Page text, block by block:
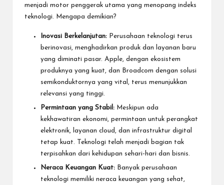
menjadi motor penggerak utama yang menopang indeks
teknologi. Mengapa demikian?
Inovasi Berkelanjutan: Perusahaan teknologi terus
berinovasi, menghadirkan produk dan layanan baru
yang diminati pasar. Apple, dengan ekosistem
produknya yang kuat, dan Broadcom dengan solusi
semikonduktornya yang vital, terus menunjukkan
relevansi yang tinggi.
Permintaan yang Stabil: Meskipun ada
kekhawatiran ekonomi, permintaan untuk perangkat
elektronik, layanan cloud, dan infrastruktur digital
tetap kuat. Teknologi telah menjadi bagian tak
terpisahkan dari kehidupan sehari-hari dan bisnis.
Neraca Keuangan Kuat: Banyak perusahaan
teknologi memiliki neraca keuangan yang sehat,